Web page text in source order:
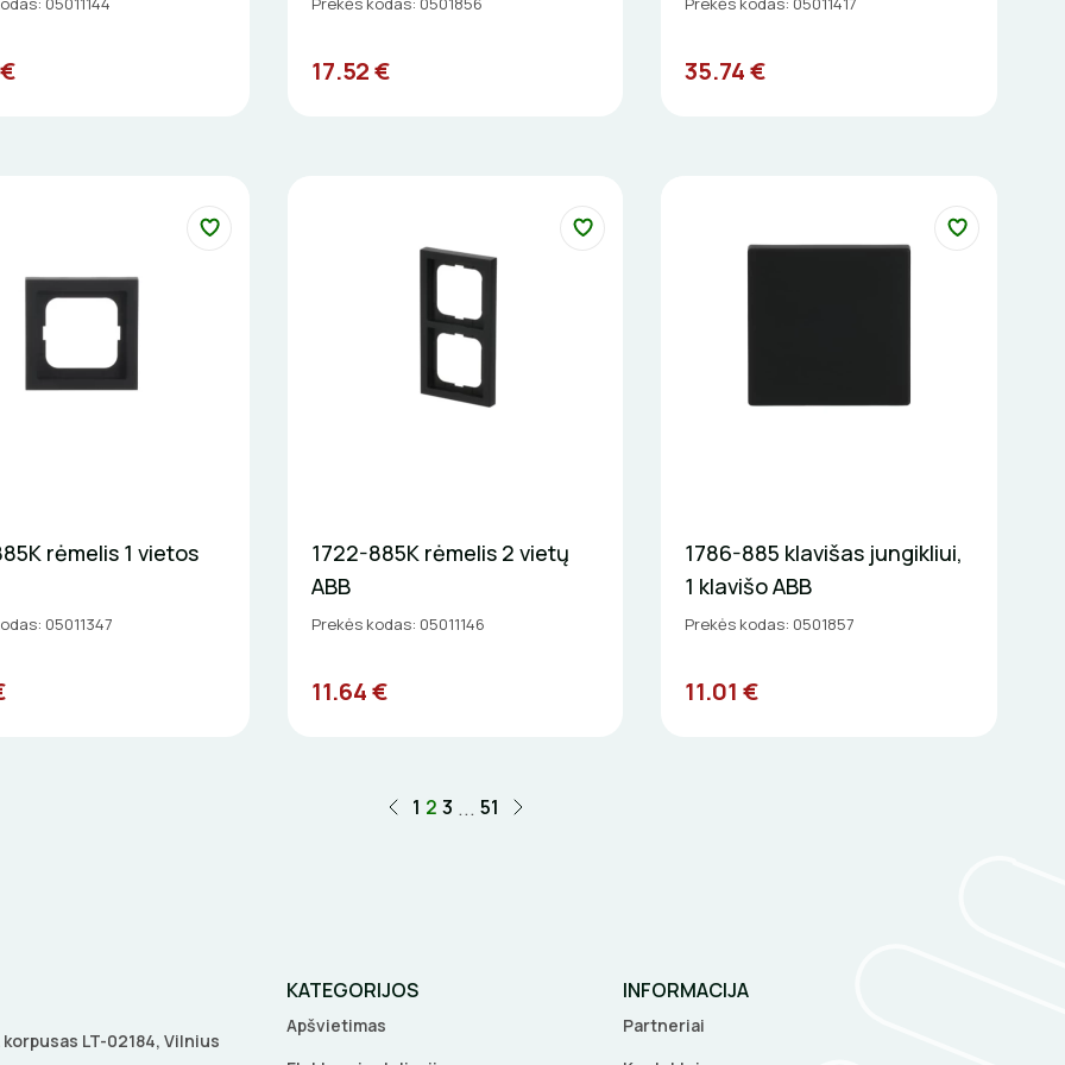
17.52 € 35.74 €
rėmelis 1 vietos
05011347
1722-885K rėmelis 2 vietų
ABB
Prekės kodas: 05011146
11.64 €
1786-885 klavišas jungikliui,
1 klavišo ABB
Prekės kodas: 0501857
11.01 €
1 2 3 ... 51
korpusas LT-02184, Vilnius
KATEGORIJOS
Apšvietimas
INFORMACIJA
Partneriai